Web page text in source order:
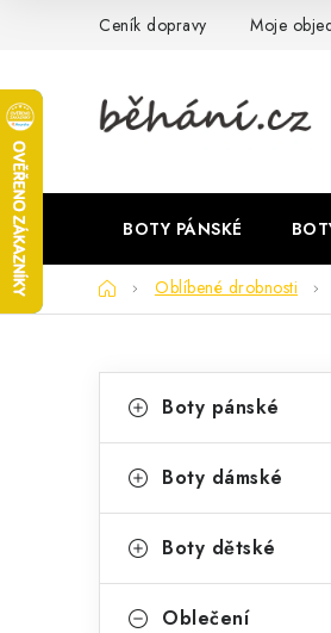
Ceník dopravy Moje
BOTY PÁNSKÉ
DomůOblíbené drobnosti
o
t
r
kategorie
a
e
o
Boty pánské
Boty dámské
Boty dětské
Oblečení